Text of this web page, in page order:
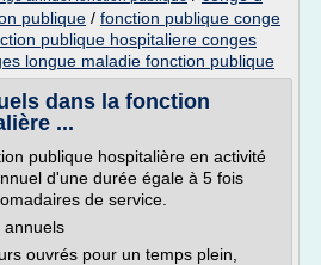
publique / fonction publique conge
publique hospitaliere conges
longue maladie fonction publique
dans la fonction
...
publique hospitalière en activité
d'une durée égale à 5 fois
de service.
annuels
ouvrés pour un temps plein,